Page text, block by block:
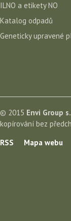
ILNO a etikety NO
Katalog odpadů
Geneticky upravené
© 2015 Envi Group
kopírování bez
RSS
Mapa webu